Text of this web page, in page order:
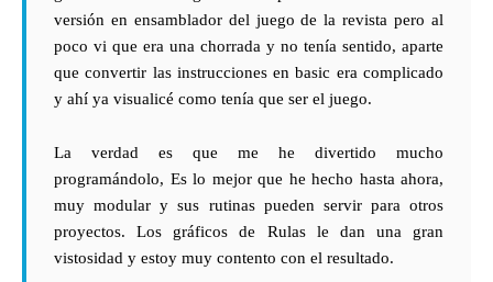
versión en ensamblador del juego de la revista pero al
poco vi que era una chorrada y no tenía sentido, aparte
que convertir las instrucciones en basic era complicado
y ahí ya visualicé como tenía que ser el juego.
La verdad es que me he divertido mucho
programándolo, Es lo mejor que he hecho hasta ahora,
muy modular y sus rutinas pueden servir para otros
proyectos. Los gráficos de Rulas le dan una gran
vistosidad y estoy muy contento con el resultado.